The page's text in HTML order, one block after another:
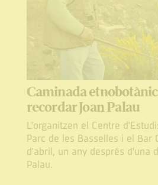
Caminada
recordar Joan Palau
L'organitzen el Centre
Parc de les Basselles i el Bar
d'abril, un any després d'una
Palau.